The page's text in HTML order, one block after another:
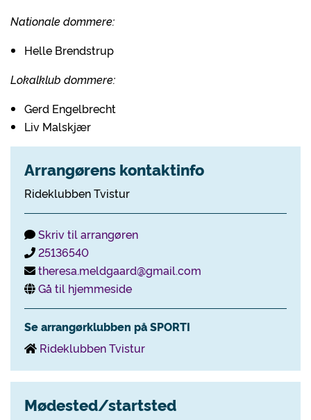
Nationale dommere:
Helle Brendstrup
Lokalklub dommere:
Gerd Engelbrecht
Liv Malskjær
Arrangørens kontaktinfo
Rideklubben Tvistur
Skriv til arrangøren
25136540
theresa.meldgaard@gmail.com
Gå til hjemmeside
Se arrangørklubben på SPORTI
Rideklubben Tvistur
Mødested/startsted